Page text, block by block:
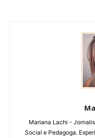
Mariana Lachi -
Social e Pedagoga.